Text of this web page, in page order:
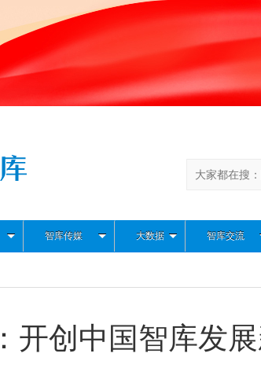
智库传媒 大数据 智库交流
开创中国智库发